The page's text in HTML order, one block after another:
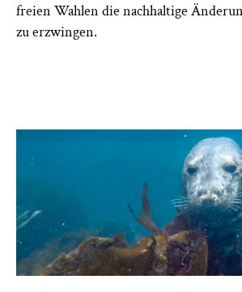
freien Wahlen die nachhaltige
zu erzwingen.